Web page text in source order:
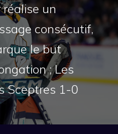
réalise un
consécutif,
le but
; Les
Sceptres 1-0